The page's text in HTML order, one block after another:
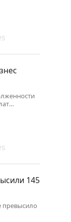
145
превысило